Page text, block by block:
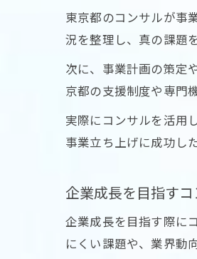
東京都のコンサルが事
況を整理し、真の課題
次に、事業計画の策定
京都の支援制度や専門
実際にコンサルを活用
事業立ち上げに成功し
企業成長を目指す
企業成長を目指す際に
にくい課題や、業界動